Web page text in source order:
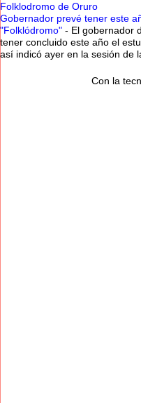
Folklodromo de Oruro
Gobernador prevé tener este
"Folklódromo" - El gobernador
tener concluido este año el
así indicó ayer en la sesión de
Con la